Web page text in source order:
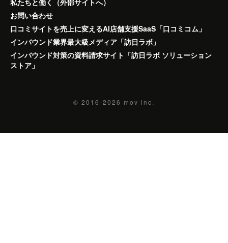
私たちと働く（外部サイトへ）
お問い合わせ
口コミサイトを売上に変えるAI店舗支援SaaS「口コミコム」
インバウンド業界最大級メディア「訪日ラボ」
インバウンド対策の資料請求サイト「訪日ラボ ソリューション
ストア」
© 2016-2026 mov inc.